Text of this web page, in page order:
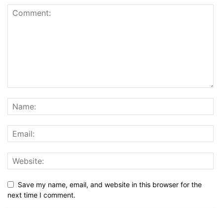
Save my name, email, and website in this browser for the
next time I comment.